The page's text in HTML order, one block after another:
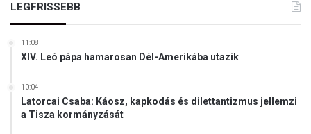
LEGFRISSEBB
11:08
XIV. Leó pápa hamarosan Dél-Amerikába utazik
10:04
Latorcai Csaba: Káosz, kapkodás és dilettantizmus jellemzi
a Tisza kormányzását